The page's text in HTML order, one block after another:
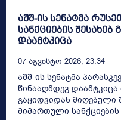
აშშ-ის სენატმა
სანქციების
დაამტკიცა
07 Აგვისტო 2026, 23:34
აშშ-ის სენატმა
წინააღმდეგ
გაყიდვიდან მიღებული
მიმართული